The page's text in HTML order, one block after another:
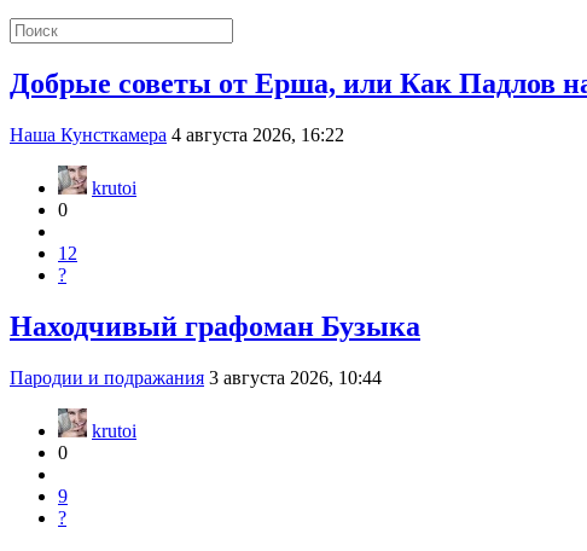
Добрые советы от Ерша, или Как Падлов
Наша Кунсткамера 4 августа 2026, 16:22
krutoi
0
12
?
Находчивый графоман Бузыка
Пародии и подражания 3 августа 2026, 10:44
krutoi
0
9
?